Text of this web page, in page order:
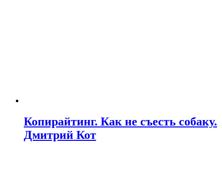
Копирайтинг. Как не съесть собаку.
Дмитрий Кот